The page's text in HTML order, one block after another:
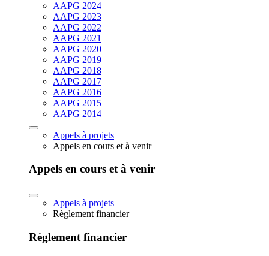
AAPG 2024
AAPG 2023
AAPG 2022
AAPG 2021
AAPG 2020
AAPG 2019
AAPG 2018
AAPG 2017
AAPG 2016
AAPG 2015
AAPG 2014
Appels à projets
Appels en cours et à venir
Appels en cours et à venir
Appels à projets
Règlement financier
Règlement financier